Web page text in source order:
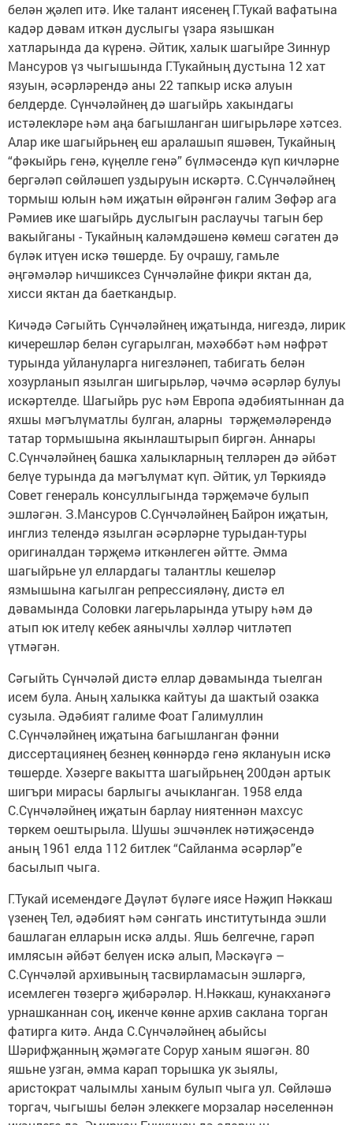
белән җәлеп итә. Ике талант иясенең Г.Тукай вафатына
кадәр дәвам иткән дуслыгы үзара язышкан
хатларында да күренә. Әйтик, халык шагыйре Зиннур
Мансуров үз чыгышында Г.Тукайның дустына 12 хат
язуын, әсәрләрендә аны 22 тапкыр искә алуын
белдерде. Сүнчәләйнең дә шагыйрь хакындагы
истәлекләре һәм аңа багышланган шигырьләре хәтсез.
Алар ике шагыйрьнең еш аралашып яшәвен, Тукайның
“фә­кыйрь генә, күңелле генә” бүлмәсендә күп кичләрне
бергәләп сөйләшеп уздыруын искәртә. С.Сүнчәләйнең
тормыш юлын һәм иҗатын өйрәнгән галим Зөфәр ага
Рәмиев ике шагыйрь дуслыгын раслаучы тагын бер
вакыйганы - Тукайның каләмдәшенә көмеш сәгатен дә
бүләк итүен искә төшерде. Бу очрашу, гамьле
әңгәмәләр һичшиксез Сүнчәләйне фикри яктан да,
хисси яктан да баеткандыр.
Кичәдә Сәгыйть Сүнчәләйнең иҗатында, нигездә, лирик
кичерешләр белән сугарылган, мәхәббәт һәм нәфрәт
турында уйлануларга нигезләнеп, табигать белән
хозурланып язылган шигырьләр, чәчмә әсәрләр булуы
искәртелде. Шагыйрь рус һәм Европа әдәбиятыннан да
яхшы мәгълүматлы булган, аларны тәрҗемәләрендә
татар тормышына якынлаштырып биргән. Аннары
С.Сүнчәләйнең башка халыкларның телләрен дә әйбәт
белүе турында да мәгълүмат күп. Әйтик, ул Төркиядә
Совет генераль консуллыгында тәрҗемәче булып
эшләгән. З.Мансуров С.Сүнчәләйнең Байрон иҗатын,
инглиз телендә язылган әсәрләрне турыдан-туры
оригиналдан тәрҗемә иткәнлеген әйтте. Әмма
шагыйрьне ул еллардагы талантлы кешеләр
язмышына кагылган репрессияләнү, дистә ел
дәвамында Соловки лагерьларында утыру һәм дә
атып юк ителү кебек аянычлы хәлләр читләтеп
үтмәгән.
Сәгыйть Сүнчәләй дистә еллар дәвамында тыелган
исем була. Аның халык­ка кайтуы да шактый озакка
сузыла. Әдәбият галиме Фоат Галимуллин
С.Сүнчәләйнең иҗатына багышланган фәнни
диссертациянең безнең көннәрдә генә яклануын искә
төшерде. Хәзерге вакытта шагыйрьнең 200дән артык
шигъ­ри мирасы барлыгы ачыкланган. 1958 елда
С.Сүнчәләйнең иҗатын барлау ниятеннән махсус
төркем оештырыла. Шушы эшчәнлек нәтиҗәсендә
аның 1961 елда 112 битлек “Сайланма әсәрләр”е
басылып чыга.
Г.Тукай исемендәге Дәүләт бүләге иясе Нәҗип Нәккаш
үзенең Тел, әдәбият һәм сәнгать институтында эшли
башлаган елларын искә алды. Яшь белгечне, гарәп
имлясын әйбәт белүен искә алып, Мәскәүгә –
С.Сүнчәләй архивының тасвирламасын эшләргә,
исемлеген төзергә җибәрәләр. Н.Нәккаш, кунакханәгә
урнашканнан соң, икенче көнне архив саклана торган
фатирга китә. Анда С.Сүнчәләйнең абыйсы
Шәрифҗанның җәмәгате Сорур ханым яшәгән. 80
яшьне узган, әмма карап торышка ук зыялы,
аристократ чалымлы ханым булып чыга ул. Сөйләшә
торгач, чыгышы белән элеккеге морзалар нәселеннән